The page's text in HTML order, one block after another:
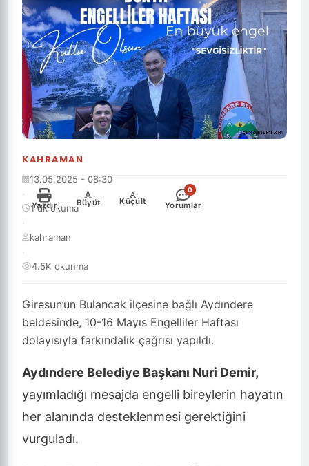
KAHRAMAN
Giresun’un Bulancak ilçesine bağlı Aydındere
beldesinde, 10-16 Mayıs Engelliler Haftası
dolayısıyla farkındalık çağrısı yapıldı.
13.05.2025 - 08:30
·
1 dk okuma
·
kahraman
·
4.5K okunma
Yazdır
+
Büyüt
-
Küçült
0
Yorumlar
Aydındere Belediye Başkanı Nuri Demir,
yayımladığı mesajda engelli bireylerin hayatın
her alanında desteklenmesi gerektiğini
vurguladı.